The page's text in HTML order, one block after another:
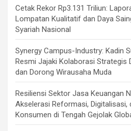
Cetak Rekor Rp3.131 Triliun:
Lompatan Kualitatif dan Daya
Syariah Nasional
Synergy Campus-Industry: Kadin
Resmi Jajaki Kolaborasi Strategis
dan Dorong Wirausaha Muda
Resiliensi Sektor Jasa Keuangan
Akselerasi Reformasi, Digitalisasi,
Konsumen di Tengah Gejolak